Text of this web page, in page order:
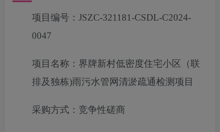
项目编号： JSZC-321181-CSDL-C2024-
0047
项目名称： 界牌新村低密度住宅小区（联
排及独栋)雨污水管网清淤疏通检测项目
采购方式： 竞争性磋商